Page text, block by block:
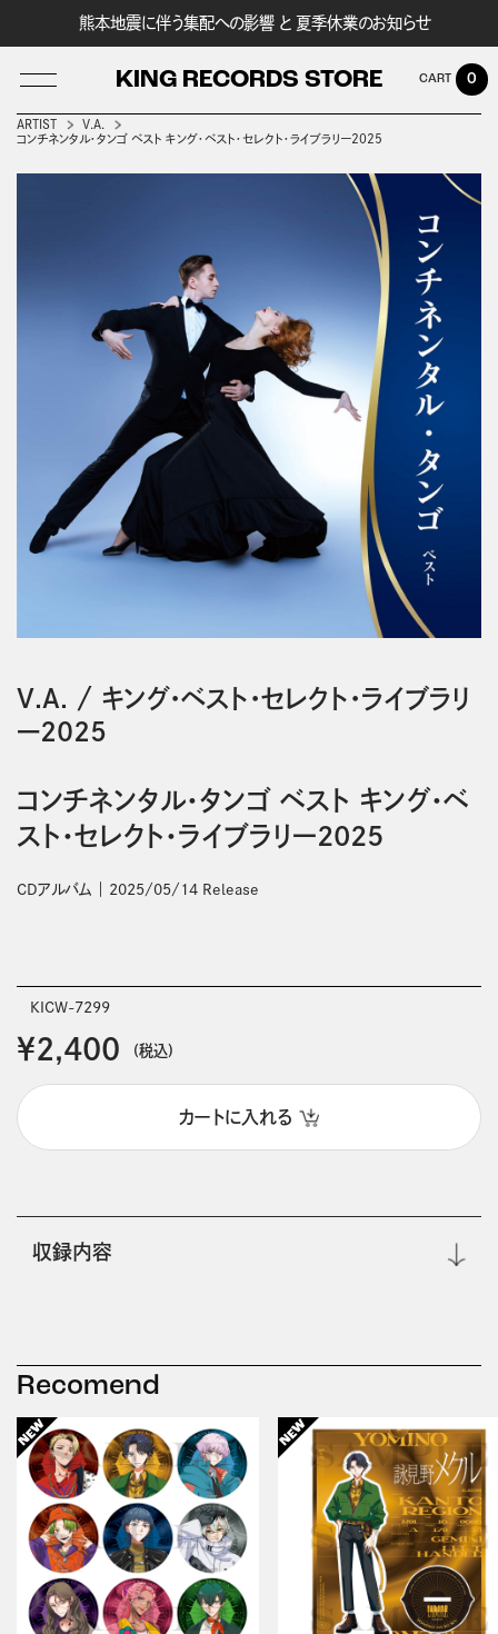
熊本地震に伴う集配への影響 と 夏季休業のお知らせ
KING RECORDS STORE 0
ARTIST
V.A.
コンチネンタル・タンゴ ベスト キング・ベスト・セレクト・ライブラリー2025
V.A. / キング・ベスト・セレクト・ライブラリ
ー2025
コンチネンタル・タンゴ ベスト キング・ベ
スト・セレクト・ライブラリー2025
CDアルバム 2025/05/14 Release
KICW-7299
￥2,400 (税込)
カートに入れる
収録内容
Recomend